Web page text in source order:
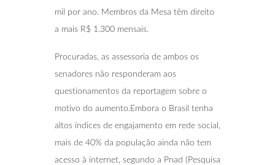
mil por ano. Membros da Mesa têm direito
a mais R$ 1.300 mensais.
Procuradas, as assessoria de ambos os
senadores não responderam aos
questionamentos da reportagem sobre o
motivo do aumento.Embora o Brasil tenha
altos índices de engajamento em rede social,
mais de 40% da população ainda não tem
acesso à internet, segundo a Pnad (Pesquisa